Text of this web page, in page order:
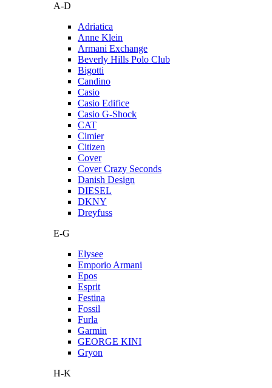
A-D
Adriatica
Anne Klein
Armani Exchange
Beverly Hills Polo Club
Bigotti
Candino
Casio
Casio Edifice
Casio G-Shock
CAT
Cimier
Citizen
Cover
Cover Crazy Seconds
Danish Design
DIESEL
DKNY
Dreyfuss
E-G
Elysee
Emporio Armani
Epos
Esprit
Festina
Fossil
Furla
Garmin
GEORGE KINI
Gryon
H-K